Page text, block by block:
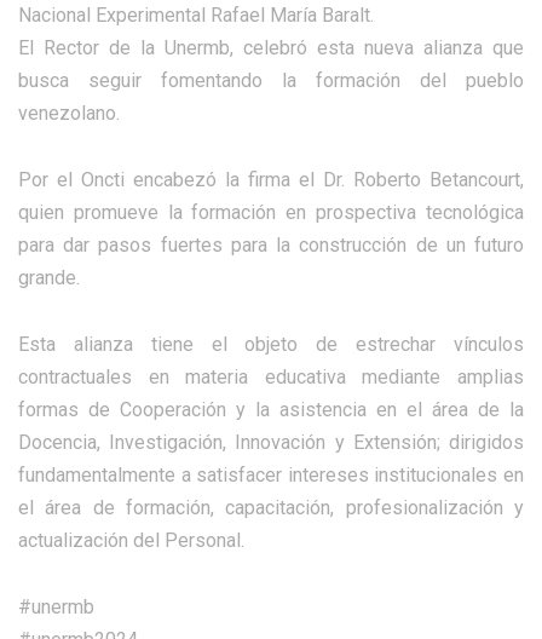
Nacional Experimental Rafael María Baralt.
El Rector de la Unermb, celebró esta nueva alianza que
busca seguir fomentando la formación del pueblo
venezolano.
Por el Oncti encabezó la firma el Dr. Roberto Betancourt,
quien promueve la formación en prospectiva tecnológica
para dar pasos fuertes para la construcción de un futuro
grande.
Esta alianza tiene el objeto de estrechar vínculos
contractuales en materia educativa mediante amplias
formas de Cooperación y la asistencia en el área de la
Docencia, Investigación, Innovación y Extensión; dirigidos
fundamentalmente a satisfacer intereses institucionales en
el área de formación, capacitación, profesionalización y
actualización del Personal.
#unermb